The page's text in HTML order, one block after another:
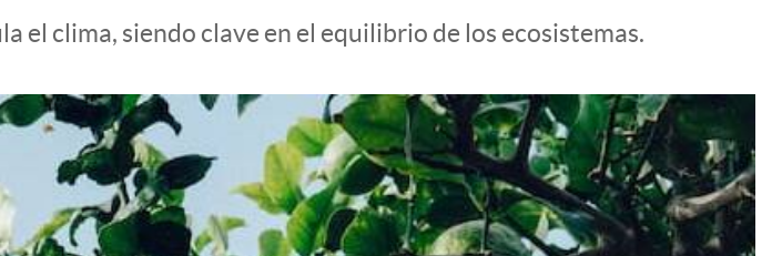
el clima, siendo clave en el equilibrio de los ecosistemas.